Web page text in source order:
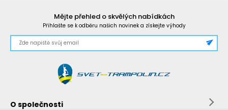
Mějte přehled o skvělých nabídkách
Přihlašte se k odběru našich novinek a získejte výhody
O společnosti